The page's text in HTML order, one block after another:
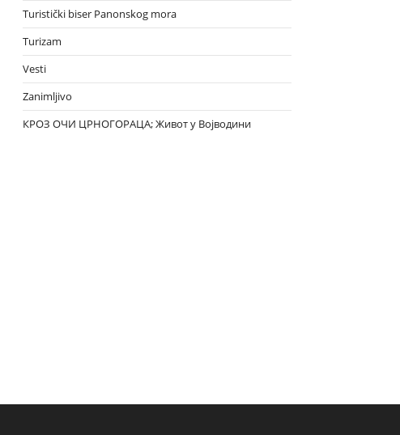
Turistički biser Panonskog mora
Turizam
Vesti
Zanimljivo
КРОЗ ОЧИ ЦРНОГОРАЦА; Живот у Војводини